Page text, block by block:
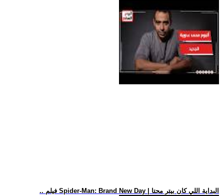
.. فيلم Spider-Man: Brand New Day | البداية اللي كان بيتر محتا